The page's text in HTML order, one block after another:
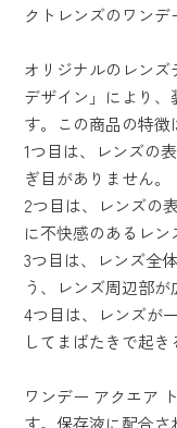
クトレンズのワンデ
オリジナルのレン
デザイン」により
す。この商品の特徴
1つ目は、レンズの
ぎ目がありません。
2つ目は、レンズの
に不快感のあるレン
3つ目は、レンズ全
う、レンズ周辺部が
4つ目は、レンズが
してまばたきで起き
ワンデー アクエア
す。保存液に配合